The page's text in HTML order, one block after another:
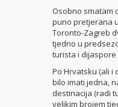
Osobno smatam
puno pretjerana
Toronto-Zagreb
tjedno u
turista i dijaspore
Po Hrvatsku (ali i
bilo imati jedna,
destinacija (radi
velikim brojem